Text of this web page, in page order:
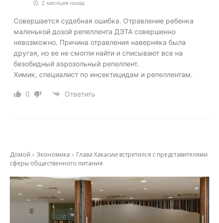
2 месяцев назад
Совершается судебная ошибка. Отравление ребенка
маленькой дозой репеллента ДЭТА совершенно
невозможно. Причина отравления наверняка была
другая, но ее не смогли найти и списывают все на
безобидный аэрозольный репеллент.
Химик, специалист по инсектицидам и репеллентам.
0 Ответить